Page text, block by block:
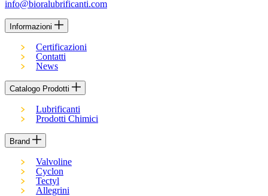
info@bioralubrificanti.com
Informazioni
Certificazioni
Contatti
News
Catalogo Prodotti
Lubrificanti
Prodotti Chimici
Brand
Valvoline
Cyclon
Tectyl
Allegrini